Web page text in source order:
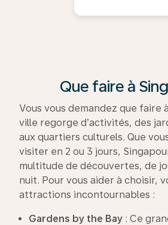
Que faire à
Vous vous demandez que faire
ville regorge d’activités, des
aux quartiers culturels. Que
visiter en 2 ou 3 jours,
multitude de découvertes, de
nuit. Pour vous aider à choisir,
attractions incontournables :
Gardens by the Bay : Ce